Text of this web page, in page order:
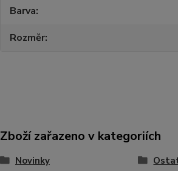
Barva
Rozměr
Zboží zařazeno v kategoriích
Novinky